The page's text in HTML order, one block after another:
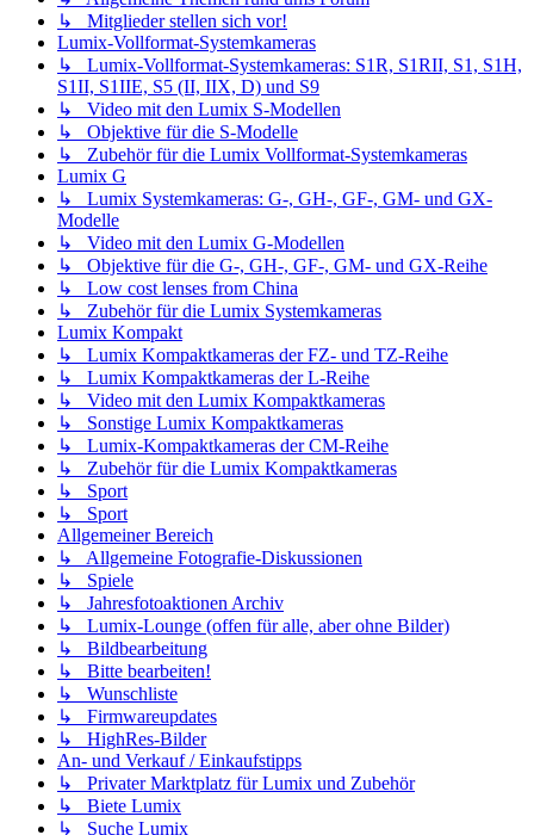
↳ Mitglieder stellen sich vor!
Lumix-Vollformat-Systemkameras
↳ Lumix-Vollformat-Systemkameras: S1R, S1RII, S1, S1H,
S1II, S1IIE, S5 (II, IIX, D) und S9
↳ Video mit den Lumix S-Modellen
↳ Objektive für die S-Modelle
↳ Zubehör für die Lumix Vollformat-Systemkameras
Lumix G
↳ Lumix Systemkameras: G-, GH-, GF-, GM- und GX-
Modelle
↳ Video mit den Lumix G-Modellen
↳ Objektive für die G-, GH-, GF-, GM- und GX-Reihe
↳ Low cost lenses from China
↳ Zubehör für die Lumix Systemkameras
Lumix Kompakt
↳ Lumix Kompaktkameras der FZ- und TZ-Reihe
↳ Lumix Kompaktkameras der L-Reihe
↳ Video mit den Lumix Kompaktkameras
↳ Sonstige Lumix Kompaktkameras
↳ Lumix-Kompaktkameras der CM-Reihe
↳ Zubehör für die Lumix Kompaktkameras
↳ Sport
↳ Sport
Allgemeiner Bereich
↳ Allgemeine Fotografie-Diskussionen
↳ Spiele
↳ Jahresfotoaktionen Archiv
↳ Lumix-Lounge (offen für alle, aber ohne Bilder)
↳ Bildbearbeitung
↳ Bitte bearbeiten!
↳ Wunschliste
↳ Firmwareupdates
↳ HighRes-Bilder
An- und Verkauf / Einkaufstipps
↳ Privater Marktplatz für Lumix und Zubehör
↳ Biete Lumix
↳ Suche Lumix